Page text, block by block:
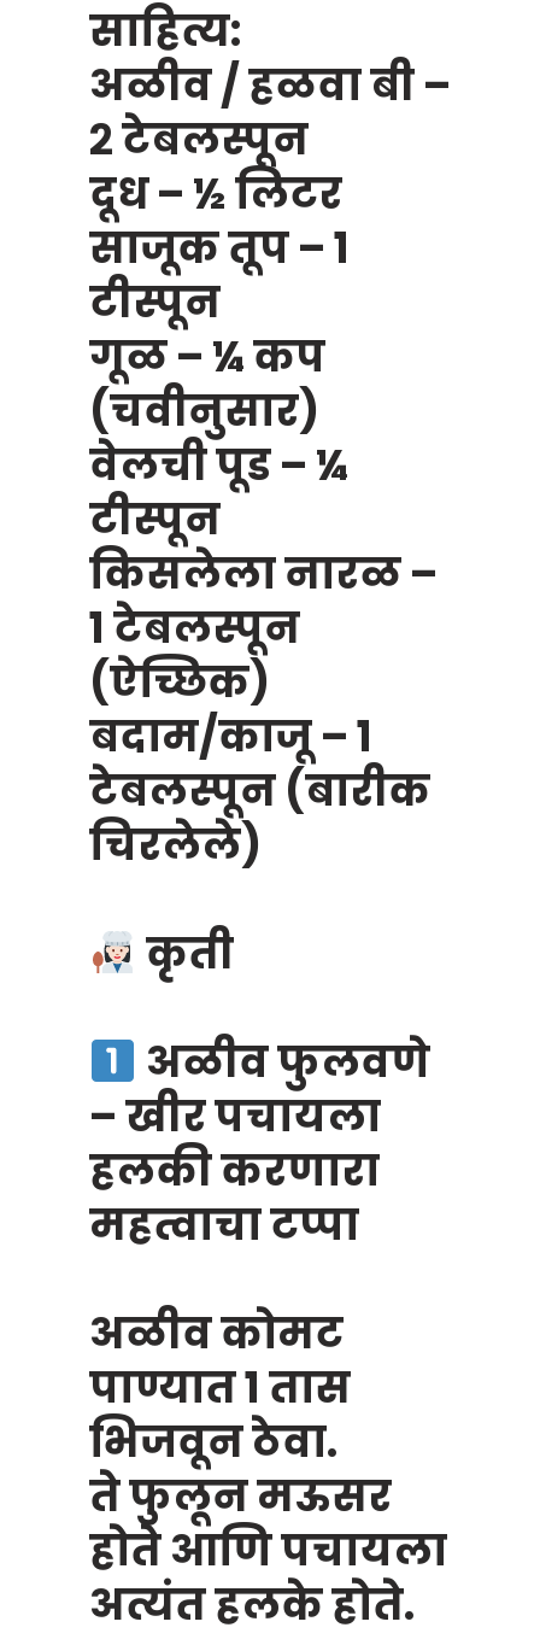
साहित्य:
अळीव / हळवा बी –
२ टेबलस्पून
दूध – ½ लिटर
साजूक तूप – १
टीस्पून
गूळ – ¼ कप
(चवीनुसार)
वेलची पूड – ¼
टीस्पून
किसलेला नारळ –
१ टेबलस्पून
(ऐच्छिक)
बदाम/काजू – १
टेबलस्पून (बारीक
चिरलेले)
कृती
अळीव फुलवणे
– खीर पचायला
हलकी करणारा
महत्वाचा टप्पा
अळीव कोमट
पाण्यात १ तास
भिजवून ठेवा.
ते फुलून मऊसर
होते आणि पचायला
अत्यंत हलके होते.